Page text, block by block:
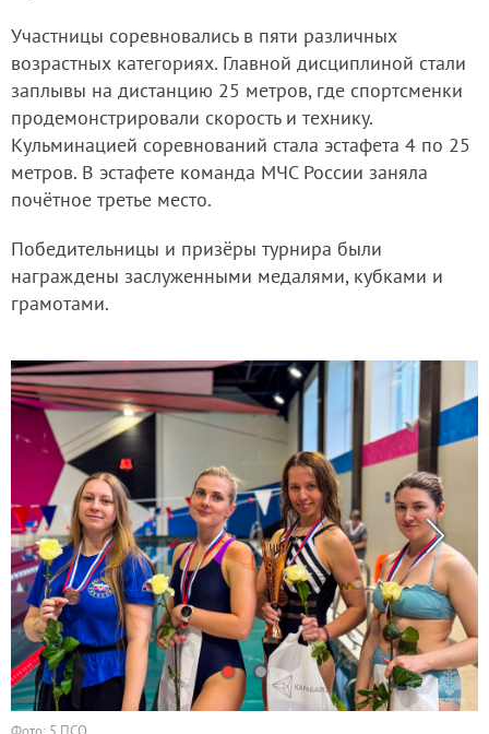
Участницы соревновались в пяти различных
возрастных категориях. Главной дисциплиной стали
заплывы на дистанцию 25 метров, где спортсменки
продемонстрировали скорость и технику.
Кульминацией соревнований стала эстафета 4 по 25
метров. В эстафете команда МЧС России заняла
почётное третье место.
Победительницы и призёры турнира были
награждены заслуженными медалями, кубками и
грамотами.